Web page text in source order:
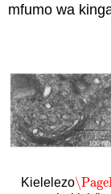
mfumo wa
Kielelezo